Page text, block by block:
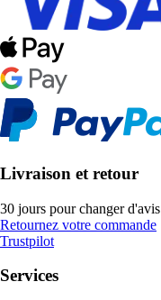
Livraison et retour
30 jours pour changer d'avis
Retournez votre commande
Trustpilot
Services